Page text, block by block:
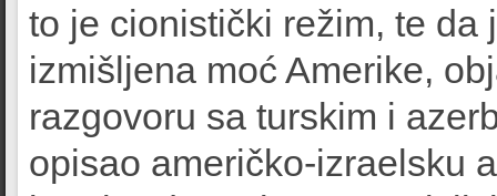
to je cionistički režim, te
izmišljena moć Amerike,
razgovoru sa turskim i
opisao američko-izraelsku